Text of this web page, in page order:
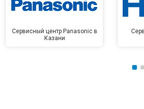
Сервисный центр Panasonic в
Казани